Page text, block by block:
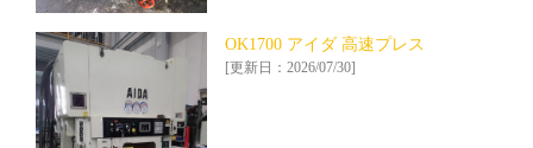
OK1700 アイダ 高速プレス
[更新日：2026/07/30]